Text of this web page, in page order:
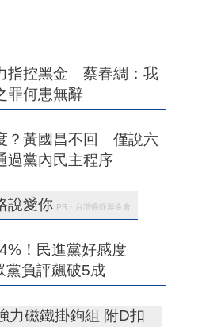
指控黑金 蔡春綢：我
罪何患無辭
？黃國昌不回 僅說六
過黨內民主程序
說愛你 PR・台灣癌症基金會
！民進黨好感度
黨負評飆破5成
力磁鐵掛鉤組 附D扣